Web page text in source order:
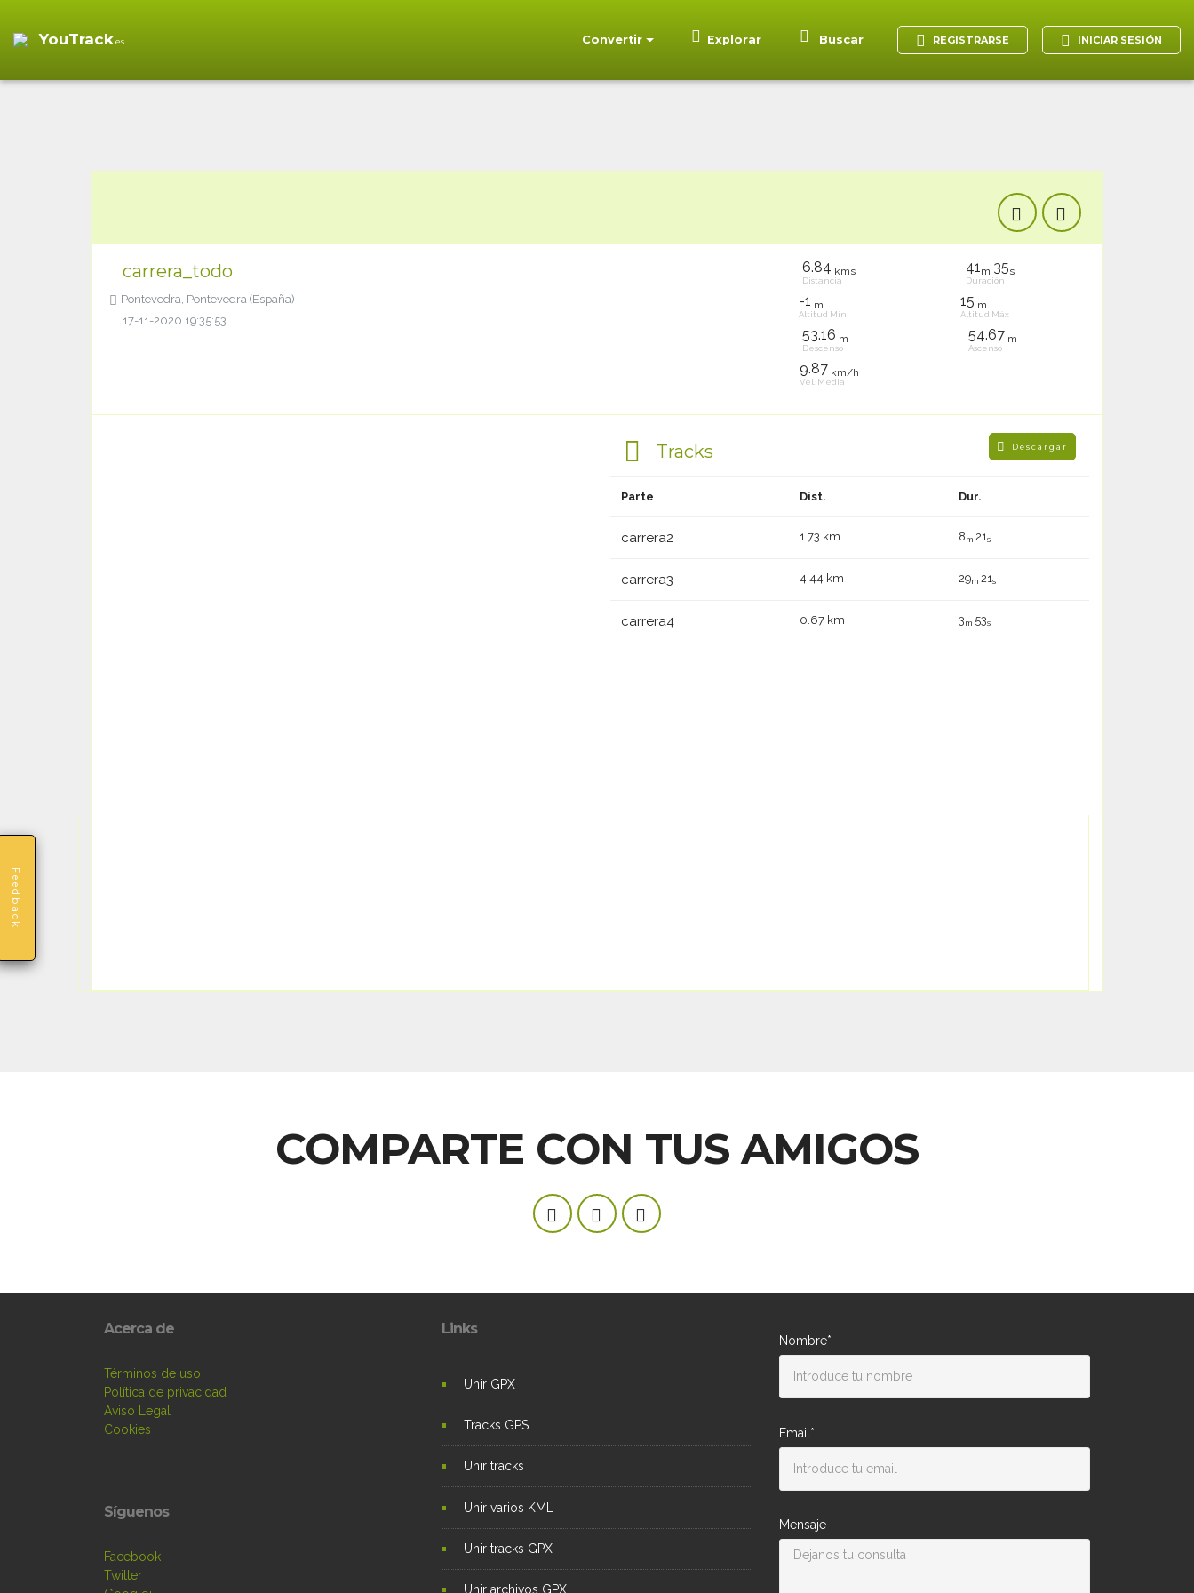
Feedback
YouTrack.es Convertir Explorar Buscar REGISTRARSE INICIAR SESIÓN
carrera_todo
Pontevedra, Pontevedra (España)
17-11-2020 19:35:53
6.84 kms
Distancia
41m 35s
Duración
-1 m
Altitud Mín
15 m
Altitud Máx
53.16 m
Descenso
54.67 m
Ascenso
9.87 km/h
Vel. Media
Tracks Descargar
Parte Dist. Dur.
carrera2 1.73 km 8m 21s
carrera3 4.44 km 29m 21s
carrera4 0.67 km 3m 53s
COMPARTE CON TUS AMIGOS
Acerca de
Términos de uso
Política de privacidad
Aviso Legal
Cookies
Síguenos
Facebook
Twitter
Links
Unir GPX
Tracks GPS
Unir tracks
Unir varios KML
Unir tracks GPX
Unir archivos GPX
Nombre*
Email*
Mensaje